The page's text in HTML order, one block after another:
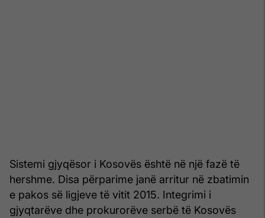
Sistemi gjyqësor i Kosovës është në një fazë të
hershme. Disa përparime janë arritur në zbatimin
e pakos së ligjeve të vitit 2015. Integrimi i
gjyqtarëve dhe prokurorëve serbë të Kosovës